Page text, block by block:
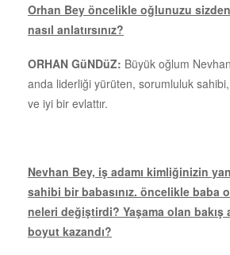
Orhan Bey öncelikle oğlunuzu
nasıl anlatırsınız?
ORHAN GüNDüZ: Büyük oğlum
anda liderliği yürüten, sorumluluk
ve iyi bir evlattır.
Nevhan Bey, iş adamı kimliğinizin
sahibi bir babasınız. öncelikle baba
neleri değiştirdi? Yaşama olan bakış
boyut kazandı?